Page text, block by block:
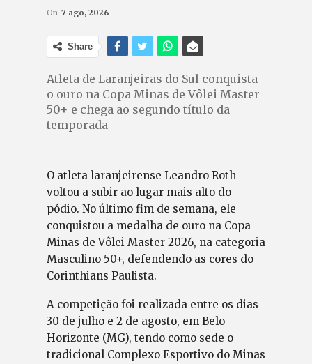
On 7 ago, 2026
Share
Atleta de Laranjeiras do Sul conquista
o ouro na Copa Minas de Vôlei Master
50+ e chega ao segundo título da
temporada
O atleta laranjeirense Leandro Roth
voltou a subir ao lugar mais alto do
pódio. No último fim de semana, ele
conquistou a medalha de ouro na Copa
Minas de Vôlei Master 2026, na categoria
Masculino 50+, defendendo as cores do
Corinthians Paulista.
A competição foi realizada entre os dias
30 de julho e 2 de agosto, em Belo
Horizonte (MG), tendo como sede o
tradicional Complexo Esportivo do Minas